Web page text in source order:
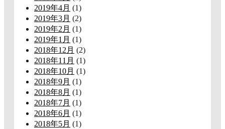
2019年4月 (1)
2019年3月 (2)
2019年2月 (1)
2019年1月 (1)
2018年12月 (2)
2018年11月 (1)
2018年10月 (1)
2018年9月 (1)
2018年8月 (1)
2018年7月 (1)
2018年6月 (1)
2018年5月 (1)